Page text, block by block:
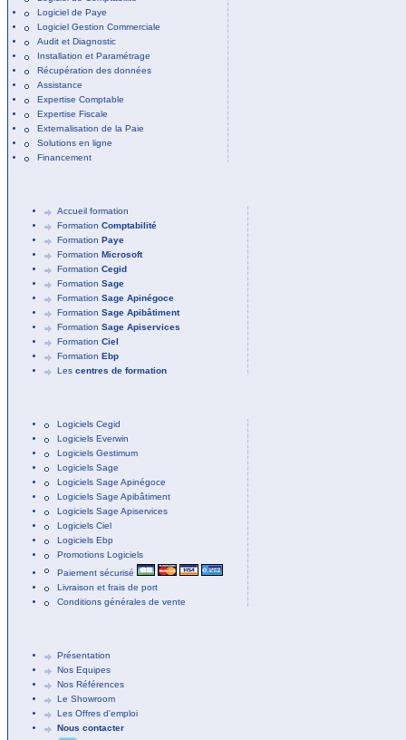
Logiciel de Paye
Logiciel Gestion Commerciale
Audit et Diagnostic
Installation et Paramétrage
Récupération des données
Assistance
Expertise Comptable
Expertise Fiscale
Externalisation de la Paie
Solutions en ligne
Financement
Accueil formation
Formation Comptabilité
Formation Paye
Formation Microsoft
Formation Cegid
Formation Sage
Formation Sage Apinégoce
Formation Sage Apibâtiment
Formation Sage Apiservices
Formation Ciel
Formation Ebp
Les centres de formation
Logiciels Cegid
Logiciels Everwin
Logiciels Gestimum
Logiciels Sage
Logiciels Sage Apinégoce
Logiciels Sage Apibâtiment
Logiciels Sage Apiservices
Logiciels Ciel
Logiciels Ebp
Promotions Logiciels
Paiement sécurisé
Livraison et frais de port
Conditions générales de vente
Présentation
Nos Equipes
Nos Références
Le Showroom
Les Offres d'emploi
Nous contacter